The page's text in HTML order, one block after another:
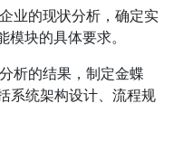
业的现状分析，确定实
块的具体要求。
析的结果，制定金蝶
系统架构设计、流程规